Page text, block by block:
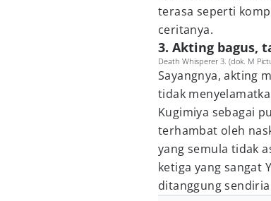
terasa seperti
ceritanya.
3. Akting bagus,
Death Whisperer 3. (dok. M
Sayangnya, akting
tidak
Kugimiya sebagai
terhambat oleh
yang semula tidak
ketiga yang sangat
ditanggung